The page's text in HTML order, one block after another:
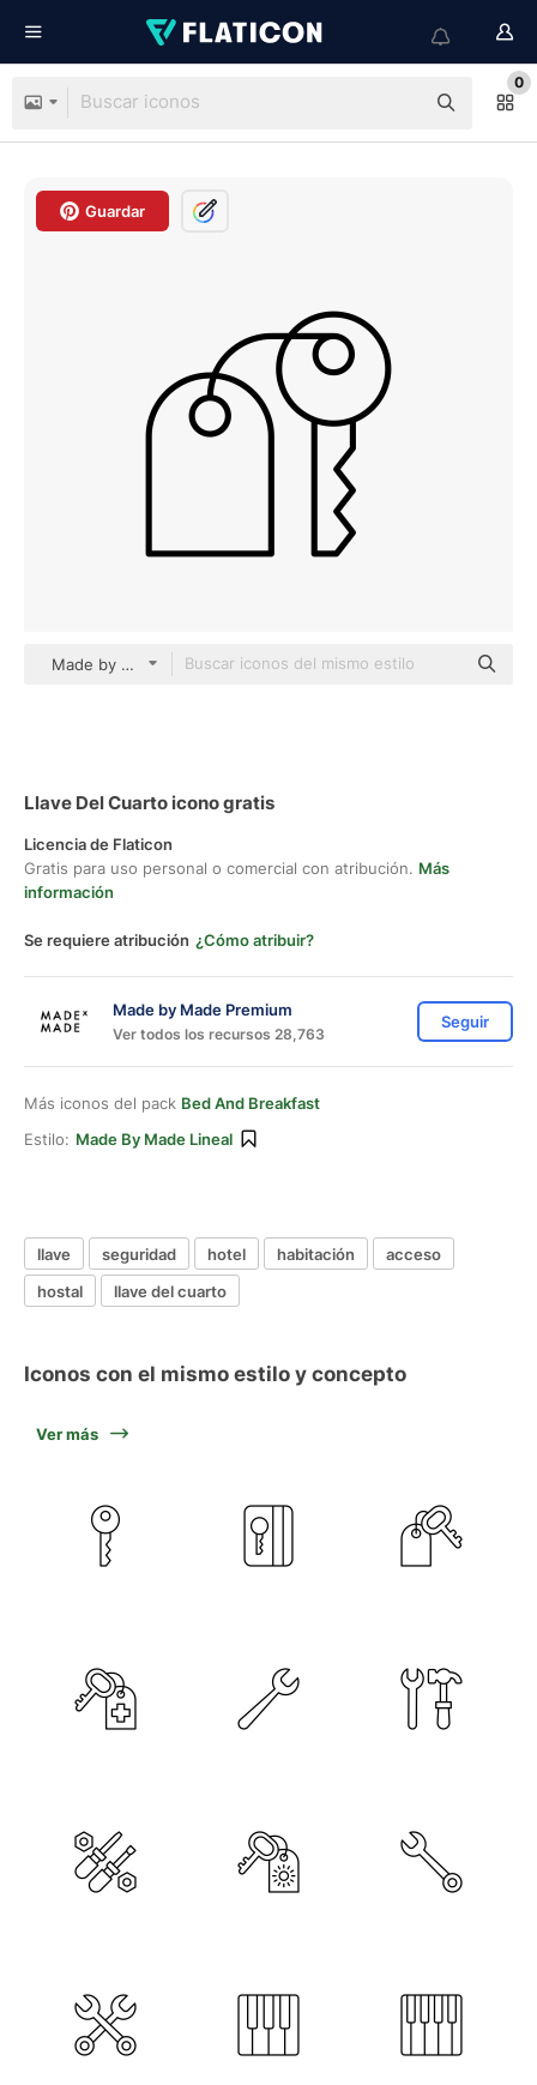
0
Guardar
Made by Made Lineal
Llave Del Cuarto icono gratis
Licencia de Flaticon
Gratis para uso personal o comercial con atribución. Más
información
Se requiere atribución ¿Cómo atribuir?
Made by Made Premium
Ver todos los recursos 28,763
Seguir
Más iconos del pack Bed And Breakfast
Estilo: Made By Made Lineal
llave seguridad hotel habitación
acceso
hostal
llave del cuarto
Iconos con el mismo estilo y concepto
Ver más